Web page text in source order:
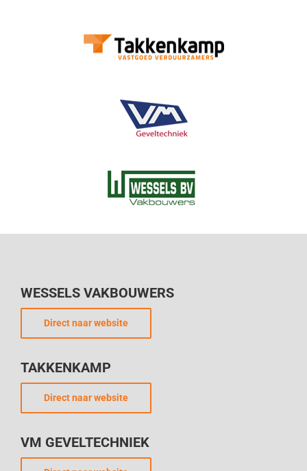
WESSELS VAKBOUWERS
Direct naar website
TAKKENKAMP
Direct naar website
VM GEVELTECHNIEK